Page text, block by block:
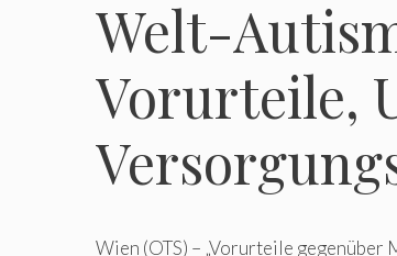
Welt-
Vorurteile,
Wien (OTS) – „Vorurteile gegenüber